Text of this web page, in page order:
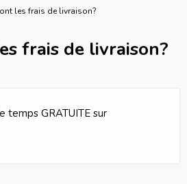
les frais de livraison?
frais de livraison?
temps GRATUITE sur